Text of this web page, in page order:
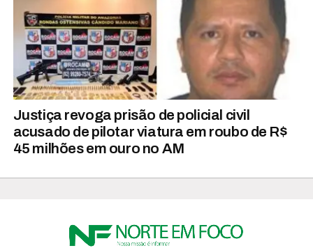
Justiça revoga prisão de policial civil
acusado de pilotar viatura em roubo de R$
45 milhões em ouro no AM